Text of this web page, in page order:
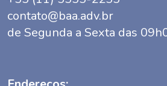
contato@baa.adv.br
de Segunda a Sexta das